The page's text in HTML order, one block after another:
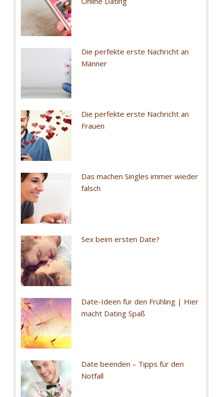
Die perfekte erste Nachricht an
Männer
Die perfekte erste Nachricht an
Frauen
Das machen Singles immer wieder
falsch
Sex beim ersten Date?
Date-Ideen für den Frühling | Hier
macht Dating Spaß
Date beenden – Tipps für den
Notfall